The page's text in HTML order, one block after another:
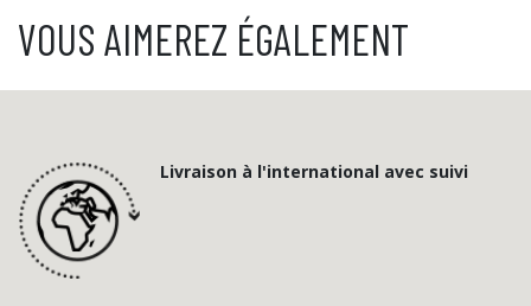
VOUS AIMEREZ ÉGALEMENT
Livraison à l'international avec suivi